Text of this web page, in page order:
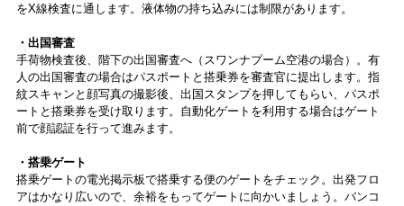
をX線検査に通します。液体物の持ち込みには制限があります。
・出国審査
手荷物検査後、階下の出国審査へ（スワンナプーム空港の場合）。有
人の出国審査の場合はパスポートと搭乗券を審査官に提出します。指
紋スキャンと顔写真の撮影後、出国スタンプを押してもらい、パスポ
ートと搭乗券を受け取ります。自動化ゲートを利用する場合はゲート
前で顔認証を行って進みます。
・搭乗ゲート
搭乗ゲートの電光掲示板で搭乗する便のゲートをチェック。出発フロ
アはかなり広いので、余裕をもってゲートに向かいましょう。バンコ